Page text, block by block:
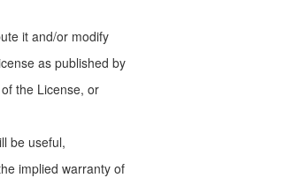
it and/or modify
as published by
the License, or
be useful,
implied warranty of